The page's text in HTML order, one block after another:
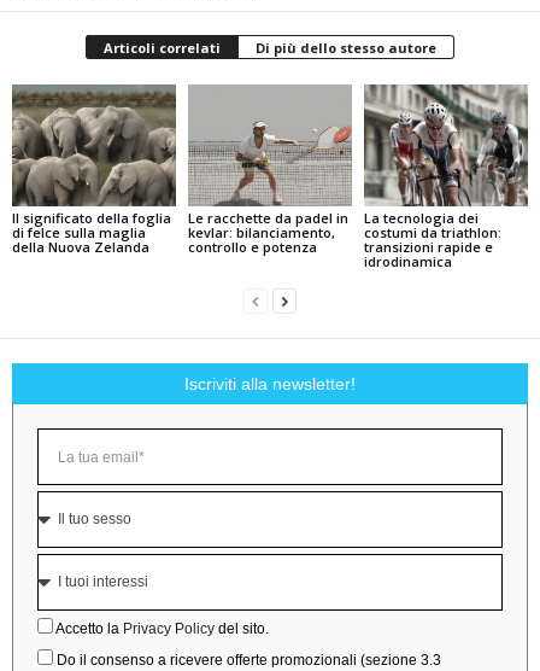
Articoli correlati Di più dello stesso autore
Il significato della foglia
di felce sulla maglia
della Nuova Zelanda
Le racchette da padel in
kevlar: bilanciamento,
controllo e potenza
La tecnologia dei
costumi da triathlon:
transizioni rapide e
idrodinamica
Iscriviti alla newsletter!
Accetto la Privacy Policy del sito.
Do il consenso a ricevere offerte promozionali (sezione 3.3